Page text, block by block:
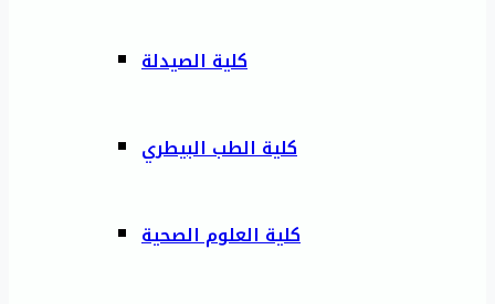
كلية الصيدلة
كلية الطب البيطري
كلية العلوم الصحية